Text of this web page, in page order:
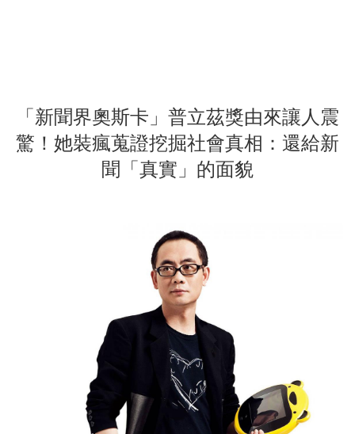
「新聞界奧斯卡」普立茲獎由來讓人震
驚！她裝瘋蒐證挖掘社會真相：還給新
聞「真實」的面貌